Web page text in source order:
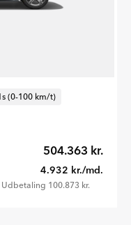
(0-100 km/t)
504.363 kr.
4.932 kr./md.
Udbetaling 100.873 kr.